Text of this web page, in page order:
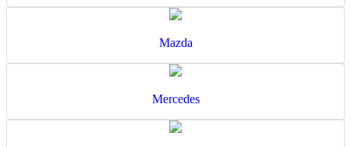
Mazda
Mercedes